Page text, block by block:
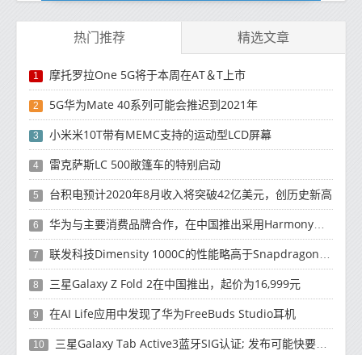
热门推荐 精选文章
1 摩托罗拉One 5G将于本周在AT＆T上市
2 5G华为Mate 40系列可能会推迟到2021年
3 小米米10T带有MEMC支持的运动型LCD屏幕
4 雷克萨斯LC 500敞篷车的特别启动
5 台积电预计2020年8月收入将突破42亿美元，创历史新高
6 华为与主要消费品牌合作，在中国推出采用HarmonyOS 2.0的智能家居产品
7 联发科技Dimensity 1000C的性能略高于Snapdragon 765G
8 三星Galaxy Z Fold 2在中国推出，起价为16,999元
9 在AI Life应用中发现了华为FreeBuds Studio耳机
10 三星Galaxy Tab Active3蓝牙SIG认证; 发布可能快要结束了